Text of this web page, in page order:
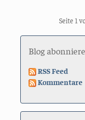
Seite 1
Blog
RSS Feed
Kommentare